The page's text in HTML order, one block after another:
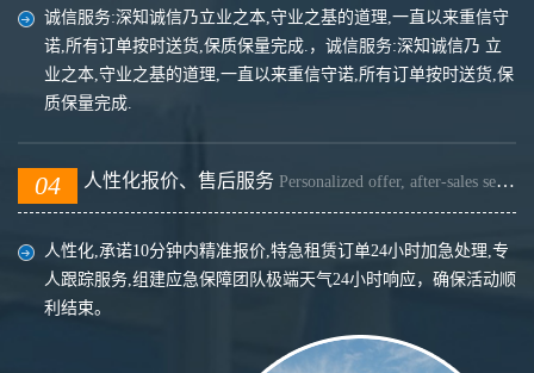
诚信服务:深知诚信乃立业之本,守业之基的道理,一直以来重信守
诺,所有订单按时送货,保质保量完成.，诚信服务:深知诚信乃 立
业之本,守业之基的道理,一直以来重信守诺,所有订单按时送货,保
质保量完成.
04 人性化报价、售后服务 Personalized offer, after-sales service
人性化,承诺10分钟内精准报价,特急租赁订单24小时加急处理,专
人跟踪服务,组建应急保障团队极端天气24小时响应，确保活动顺
利结束。